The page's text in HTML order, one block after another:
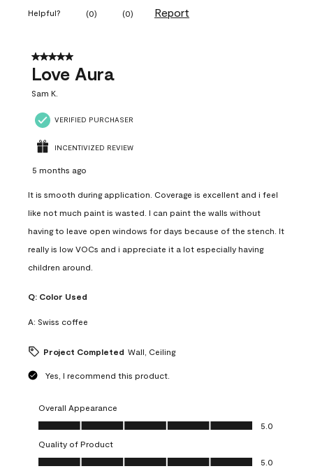
Helpful? (0) (0) Report
5 out of 5 stars.
Love Aura
Sam K.
VERIFIED PURCHASER
INCENTIVIZED REVIEW
5 months ago
It is smooth during application. Coverage is excellent and i feel
like not much paint is wasted. I can paint the walls without
having to leave open windows for days because of the stench. It
really is low VOCs and i appreciate it a lot especially having
children around.
Q: Color Used
A: Swiss coffee
Project Completed Wall, Ceiling
Yes, I recommend this product.
Overall Appearance
Overall Appearance, 5.0 out of 5
5.0
Quality of Product
Quality of Product, 5.0 out of 5
5.0